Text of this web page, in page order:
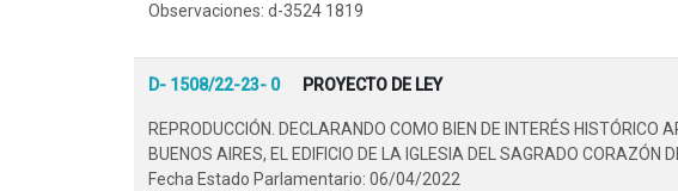
Observaciones: d-3524 1819
D- 1508/22-23- 0 PROYECTO DE LEY
REPRODUCCIÓN. DECLARANDO COMO BIEN DE INTERÉS HISTÓRICO
BUENOS AIRES, EL EDIFICIO DE LA IGLESIA DEL SAGRADO CORAZÓN
Fecha Estado Parlamentario: 06/04/2022